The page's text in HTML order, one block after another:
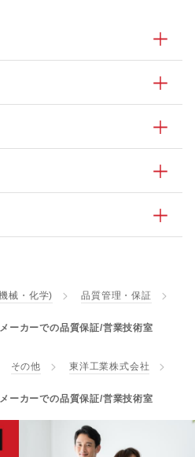
械・化学) 品質管理・保証
ーカーでの品質保証/営業技術室
その他 東洋工業株式会社
ーカーでの品質保証/営業技術室